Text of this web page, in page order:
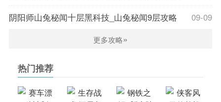
1、最好的体验是准备体验漂移的独特快感。漂移从未如
2、易于使用，高度可定制，解锁设置菜单，用5种类型定
3、在这款游戏中，漂移技术可以在不同的轨道上使用，
4、赛车漂移计划游戏带来逼真的驾驶体验，让玩家体验
09-09
阴阳师山兔秘闻十层黑科技_山兔秘闻9层攻略
更多攻略»
热门推荐